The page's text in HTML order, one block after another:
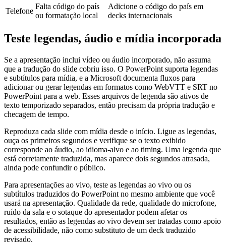
Telefone
Falta código do país
ou formatação local
Adicione o código do país em
decks internacionais
Teste legendas, áudio e mídia incorporada
Se a apresentação inclui vídeo ou áudio incorporado, não assuma
que a tradução do slide cobriu isso. O PowerPoint suporta legendas
e subtítulos para mídia, e a Microsoft documenta fluxos para
adicionar ou gerar legendas em formatos como WebVTT e SRT no
PowerPoint para a web. Esses arquivos de legenda são ativos de
texto temporizado separados, então precisam da própria tradução e
checagem de tempo.
Reproduza cada slide com mídia desde o início. Ligue as legendas,
ouça os primeiros segundos e verifique se o texto exibido
corresponde ao áudio, ao idioma-alvo e ao timing. Uma legenda que
está corretamente traduzida, mas aparece dois segundos atrasada,
ainda pode confundir o público.
Para apresentações ao vivo, teste as legendas ao vivo ou os
subtítulos traduzidos do PowerPoint no mesmo ambiente que você
usará na apresentação. Qualidade da rede, qualidade do microfone,
ruído da sala e o sotaque do apresentador podem afetar os
resultados, então as legendas ao vivo devem ser tratadas como apoio
de acessibilidade, não como substituto de um deck traduzido
revisado.